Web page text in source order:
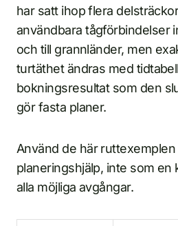
har satt ihop flera
användbara tågförbindelser
och till grannländer, men
turtäthet ändras med
bokningsresultat som den
gör fasta planer.
Använd de här ruttexemplen
planeringshjälp, inte som en
alla möjliga avgångar.